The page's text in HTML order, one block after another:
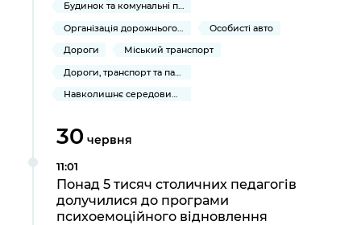
Будинок та комунальні послуги
Організація дорожнього руху
Особисті авто
Дороги
Міський транспорт
Дороги, транспорт та парковки
Навколишнє середовище міста
30 червня
11:01
Понад 5 тисяч столичних педагогів
долучилися до програми
психоемоційного відновлення